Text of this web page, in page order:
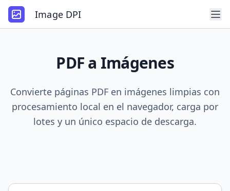
Image DPI
PDF a Imágenes
Convierte páginas PDF en imágenes limpias con
procesamiento local en el navegador, carga por
lotes y un único espacio de descarga.